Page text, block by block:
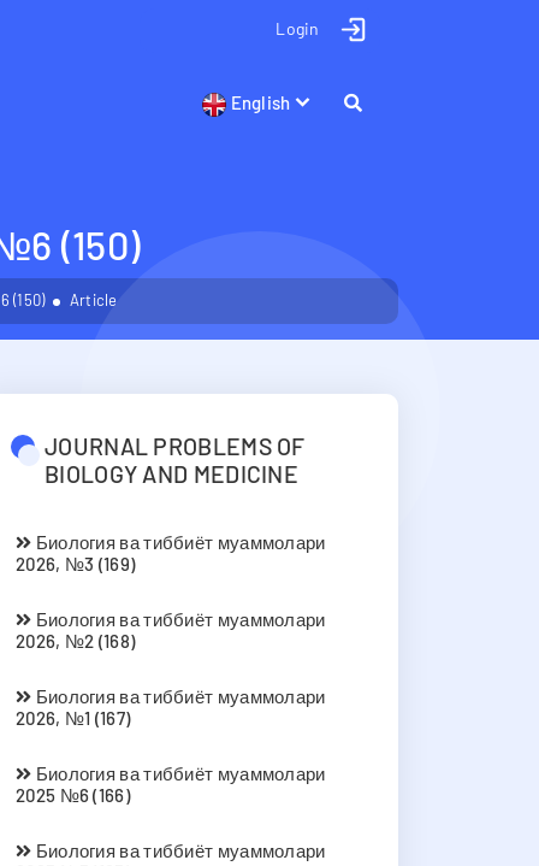
Login
English
(150)
(150) Article
JOURNAL PROBLEMS OF
BIOLOGY AND MEDICINE
Биология ва тиббиёт муаммолари
2026, №3 (169)
Биология ва тиббиёт муаммолари
2026, №2 (168)
Биология ва тиббиёт муаммолари
2026, №1 (167)
Биология ва тиббиёт муаммолари
2025 №6 (166)
Биология ва тиббиёт муаммолари